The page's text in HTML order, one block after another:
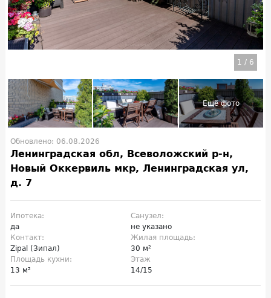
1 / 6
Обновлено: 06.08.2026
Ленинградская обл, Всеволожский р-н,
Новый Оккервиль мкр, Ленинградская ул,
д. 7
Ипотека:
да
Санузел:
не указано
Контакт:
Zipal (Зипал)
Жилая площадь:
30 м²
Площадь кухни:
13 м²
Этаж
14/15